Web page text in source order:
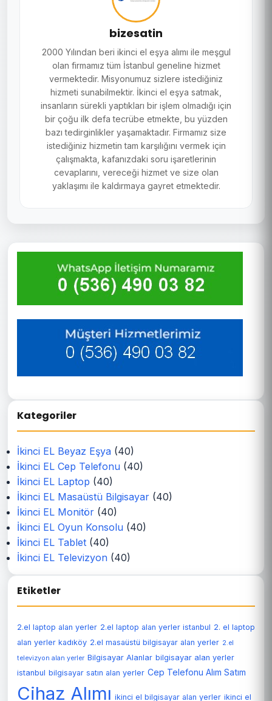
bizesatin
2000 Yılından beri ikinci el eşya alımı ile meşgul
olan firmamız tüm İstanbul geneline hizmet
vermektedir. Misyonumuz sizlere istediğiniz
hizmeti sunabilmektir. İkinci el eşya satmak,
insanların sürekli yaptıkları bir işlem olmadığı için
bir çoğu ilk defa tecrübe etmekte, bu yüzden
bazı tedirginlikler yaşamaktadır. Firmamız size
istediğiniz hizmetin tam karşılığını vermek için
çalışmakta, kafanızdaki soru işaretlerinin
cevaplarını, vereceği hizmet ve size olan
yaklaşımı ile kaldırmaya gayret etmektedir.
Kategoriler
İkinci EL Beyaz Eşya (40)
İkinci EL Cep Telefonu (40)
İkinci EL Laptop (40)
İkinci EL Masaüstü Bilgisayar (40)
İkinci EL Monitör (40)
İkinci EL Oyun Konsolu (40)
İkinci EL Tablet (40)
İkinci EL Televizyon (40)
Etiketler
2.el laptop alan yerler 2.el laptop alan yerler istanbul 2. el laptop
alan yerler kadıköy 2.el masaüstü bilgisayar alan yerler 2.el
televizyon alan yerler Bilgisayar Alanlar bilgisayar alan yerler
istanbul bilgisayar satın alan yerler Cep Telefonu Alım Satım
Cihaz Alımı ikinci el bilgisayar alan yerler ikinci el